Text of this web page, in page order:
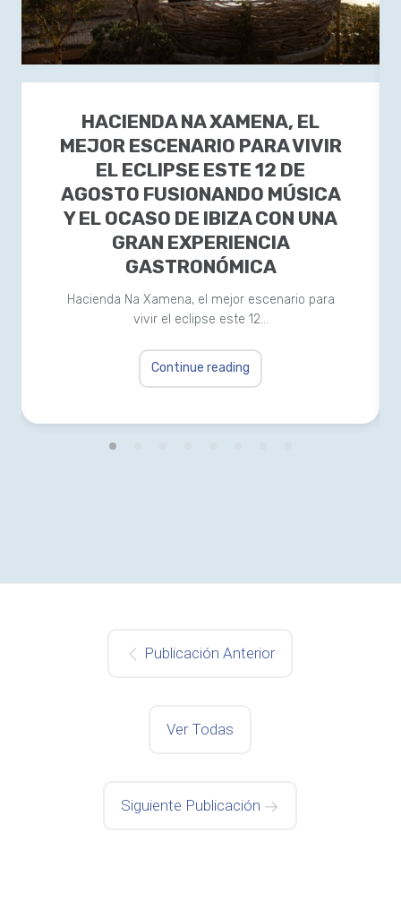
HACIENDA NA XAMENA, EL
MEJOR ESCENARIO PARA VIVIR
EL ECLIPSE ESTE 12 DE
AGOSTO FUSIONANDO MÚSICA
Y EL OCASO DE IBIZA CON UNA
GRAN EXPERIENCIA
GASTRONÓMICA
Hacienda Na Xamena, el mejor escenario para
vivir el eclipse este 12…
Continue reading
Publicación Anterior
Ver Todas
Siguiente Publicación